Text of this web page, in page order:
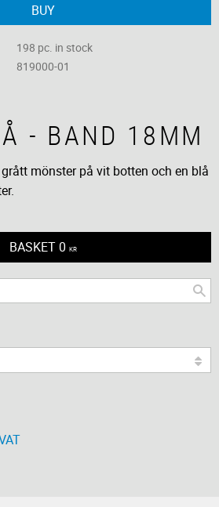
BUY
198 pc. in stock
819000-01
- BAND 18MM
mönster på vit botten och en blå
BASKET 0 KR